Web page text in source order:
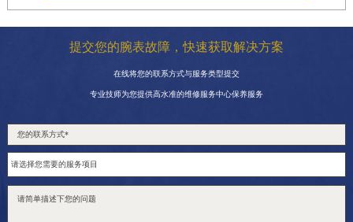
提交您的腕表故障，快速获取解决方案
在线将您的联系方式与服务类型提交
专业技师为您提供高水准的维修服务中心保养服务